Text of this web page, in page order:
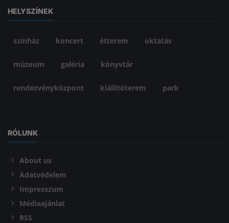
HELYSZÍNEK
színház koncert étterem oktatás
múzeum galéria könyvtár
rendezvényközpont kiállítóterem park
RÓLUNK
About us
Adatvédelem
Impresszum
Médiaajánlat
RSS